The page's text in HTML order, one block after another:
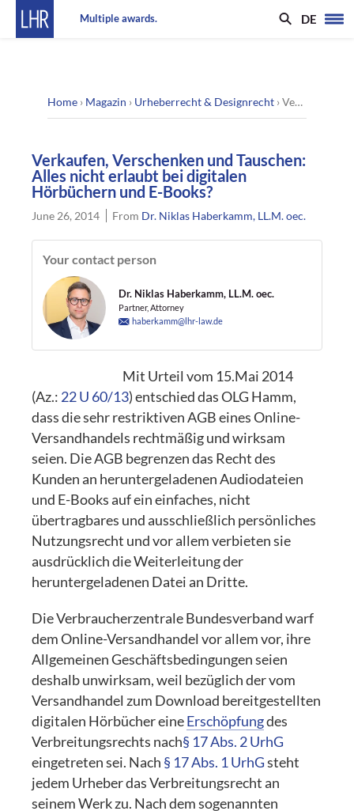
Multiple awards. DE
Home › Magazin › Urheberrecht & Designrecht ›Verkaufen, Verschenken und Tauschen: Alles nicht erlaubt bei digitalen Hörbüchern und E-Books?
Verkaufen, Verschenken und Tauschen:
Alles nicht erlaubt bei digitalen
Hörbüchern und E-Books?
June 26, 2014 From Dr. Niklas Haberkamm, LL.M. oec.
Your contact person
Dr. Niklas Haberkamm, LL.M. oec.
Partner, Attorney
haberkamm@lhr-law.de
Mit Urteil vom 15.Mai 2014
(Az.: 22 U 60/13) entschied das OLG Hamm,
dass die sehr restriktiven AGB eines Online-
Versandhandels rechtmäßig und wirksam
seien. Die AGB begrenzen das Recht des
Kunden an heruntergeladenen Audiodateien
und E-Books auf ein einfaches, nicht
übertragbares und ausschließlich persönliches
Nutzungsrecht und vor allem verbieten sie
ausdrücklich die Weiterleitung der
heruntergeladenen Datei an Dritte.
Die Verbraucherzentrale Bundesverband warf
dem Online-Versandhandel vor allem vor, ihre
Allgemeinen Geschäftsbedingungen seien
deshalb unwirksam, weil bezüglich der vom
Versandhandel zum Download bereitgestellten
digitalen Hörbücher eineErschöpfungdes
Verbreitungsrechts nach§ 17 Abs. 2 UrhG
eingetreten sei. Nach § 17 Abs. 1 UrhGsteht
jedem Urheber das Verbreitungsrecht an
seinem Werk zu. Nach dem sogenannten